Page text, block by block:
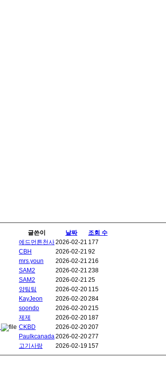
글쓴이 날짜
조회 수
에드먼튼천사2026-02-21 177
CBH 2026-02-21 92
mrs.youn 2026-02-21 216
SAM2 2026-02-21 238
SAM2 2026-02-21 25
양팀팀 2026-02-20 115
KayJeon 2026-02-20284
soondo 2026-02-20215
제제 2026-02-20 187
CKBD 2026-02-20207
Paulkcanada2026-02-20277
고기사랑 2026-02-19 157